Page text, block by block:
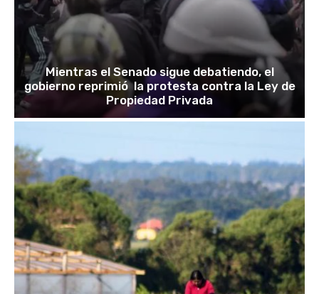
Mientras el Senado sigue debatiendo, el
gobierno reprimió la protesta contra la Ley de
Propiedad Privada